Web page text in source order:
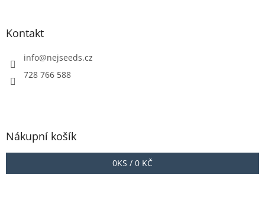
Kontakt
info@nejseeds.cz
728 766 588
Nákupní košík
0KS / 0 KČ